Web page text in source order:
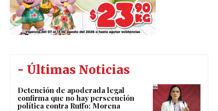
- Últimas Noticias
Detención de apoderada legal
confirma que no hay persecución
política contra Ruffo: Morena